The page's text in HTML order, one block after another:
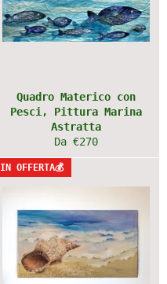
Quadro Materico con
Pesci, Pittura Marina
Astratta
Da €270
IN OFFERTA💰